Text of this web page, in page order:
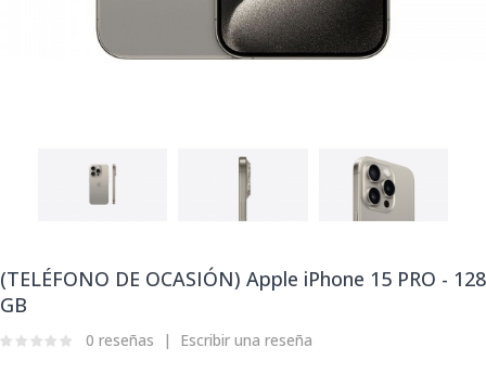
(TELÉFONO DE OCASIÓN) Apple iPhone 15 PRO - 128
GB
0 reseñas Escribir una reseña